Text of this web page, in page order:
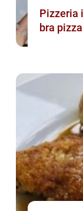
Pizzeria
bra